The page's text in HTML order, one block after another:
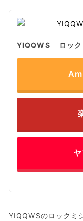
YIQQWS ロック
YIQQWSのロックミ